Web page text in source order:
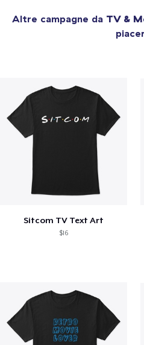
Altre campagne da TV &
Sitcom TV Text Art
$16